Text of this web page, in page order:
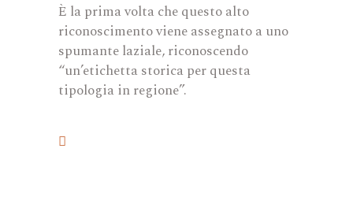
È la prima volta che questo alto
riconoscimento viene assegnato a uno
spumante laziale, riconoscendo
“un’etichetta storica per questa
tipologia in regione”.